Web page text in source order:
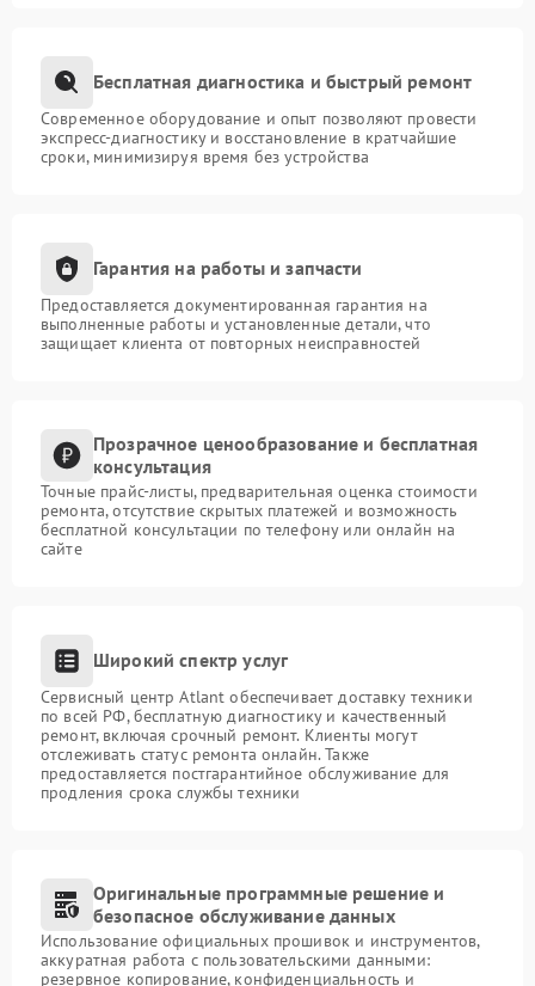
Бесплатная диагностика и быстрый ремонт
Современное оборудование и опыт позволяют провести
экспресс-диагностику и восстановление в кратчайшие
сроки, минимизируя время без устройства
Гарантия на работы и запчасти
Предоставляется документированная гарантия на
выполненные работы и установленные детали, что
защищает клиента от повторных неисправностей
Прозрачное ценообразование и бесплатная
консультация
Точные прайс-листы, предварительная оценка стоимости
ремонта, отсутствие скрытых платежей и возможность
бесплатной консультации по телефону или онлайн на
сайте
Широкий спектр услуг
Сервисный центр Atlant обеспечивает доставку техники
по всей РФ, бесплатную диагностику и качественный
ремонт, включая срочный ремонт. Клиенты могут
отслеживать статус ремонта онлайн. Также
предоставляется постгарантийное обслуживание для
продления срока службы техники
Оригинальные программные решение и
безопасное обслуживание данных
Использование официальных прошивок и инструментов,
аккуратная работа с пользовательскими данными:
резервное копирование, конфиденциальность и